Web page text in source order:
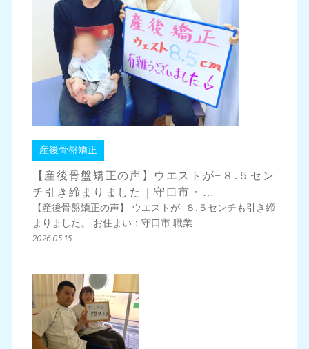
産後骨盤矯正
【産後骨盤矯正の声】ウエストが−８.５セン
チ引き締まりました｜守口市・…
【産後骨盤矯正の声】 ウエストが−８.５センチも引き締
まりました。 お住まい：守口市 職業…
2026.05.15